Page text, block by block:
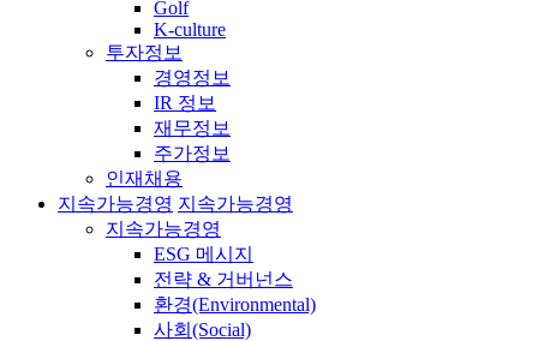
Golf
K-culture
투자정보
경영정보
IR 정보
재무정보
주가정보
인재채용
지속가능경영 지속가능경영
지속가능경영
ESG 메시지
전략 & 거버넌스
환경(Environmental)
사회(Social)